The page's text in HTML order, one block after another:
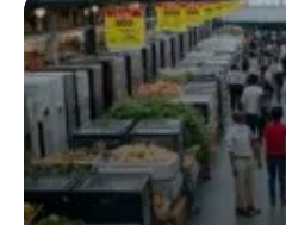
votre portée
23 février 2026